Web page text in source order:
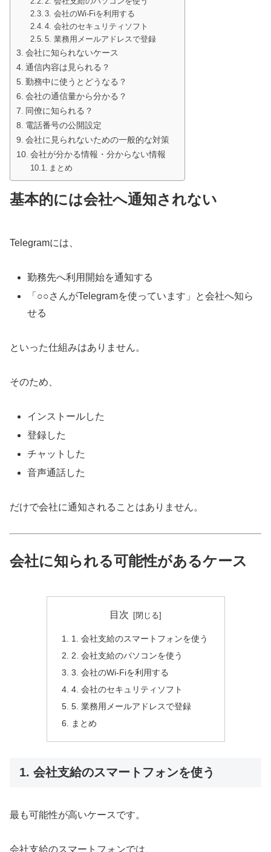
3. 会社のWi-Fiを利用する
4. 会社のセキュリティソフト
5. 業務用メールアドレスで登録
会社に知られないケース
通信内容は見られる？
勤務中に使うとどうなる？
会社の通信量から分かる？
同僚に知られる？
電話番号の公開設定
会社に見られないための一般的な対策
会社が分かる情報・分からない情報
まとめ
基本的には会社へ通知されない
Telegramには、
勤務先へ利用開始を通知する
「○○さんがTelegramを使っています」と会社へ知ら
せる
といった仕組みはありません。
そのため、
インストールした
登録した
チャットした
音声通話した
だけで会社に通知されることはありません。
会社に知られる可能性があるケース
目次
1. 会社支給のスマートフォンを使う
2. 会社支給のパソコンを使う
3. 会社のWi-Fiを利用する
4. 会社のセキュリティソフト
5. 業務用メールアドレスで登録
まとめ
1. 会社支給のスマートフォンを使う
最も可能性が高いケースです。
会社支給のスマートフォンでは、